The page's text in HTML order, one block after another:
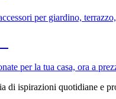
per giardino,
per la tua casa, ora a
di ispirazioni quotidiane e